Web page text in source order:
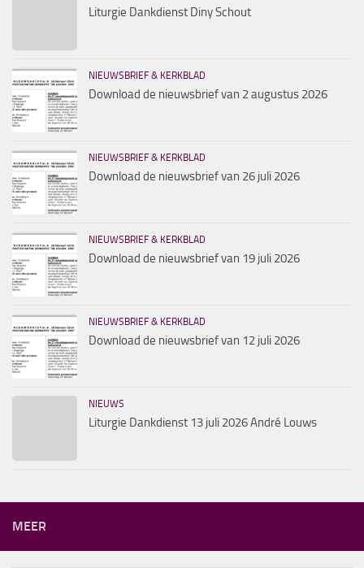
Liturgie Dankdienst Diny Schout
NIEUWSBRIEF & KERKBLAD
Download de nieuwsbrief van 2 augustus 2026
NIEUWSBRIEF & KERKBLAD
Download de nieuwsbrief van 26 juli 2026
NIEUWSBRIEF & KERKBLAD
Download de nieuwsbrief van 19 juli 2026
NIEUWSBRIEF & KERKBLAD
Download de nieuwsbrief van 12 juli 2026
NIEUWS
Liturgie Dankdienst 13 juli 2026 André Louws
MEER